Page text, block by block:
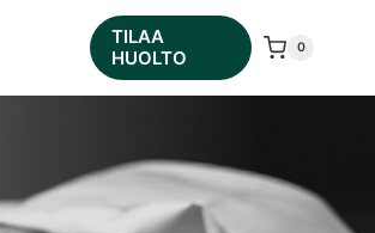
TILAA
HUOLTO
0